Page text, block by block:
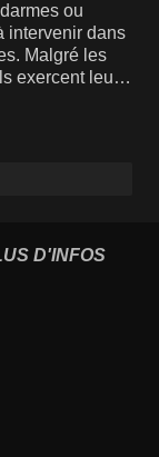
ou
intervenir dans
Malgré les
exercent leur
porter au
ou faire
D'INFOS